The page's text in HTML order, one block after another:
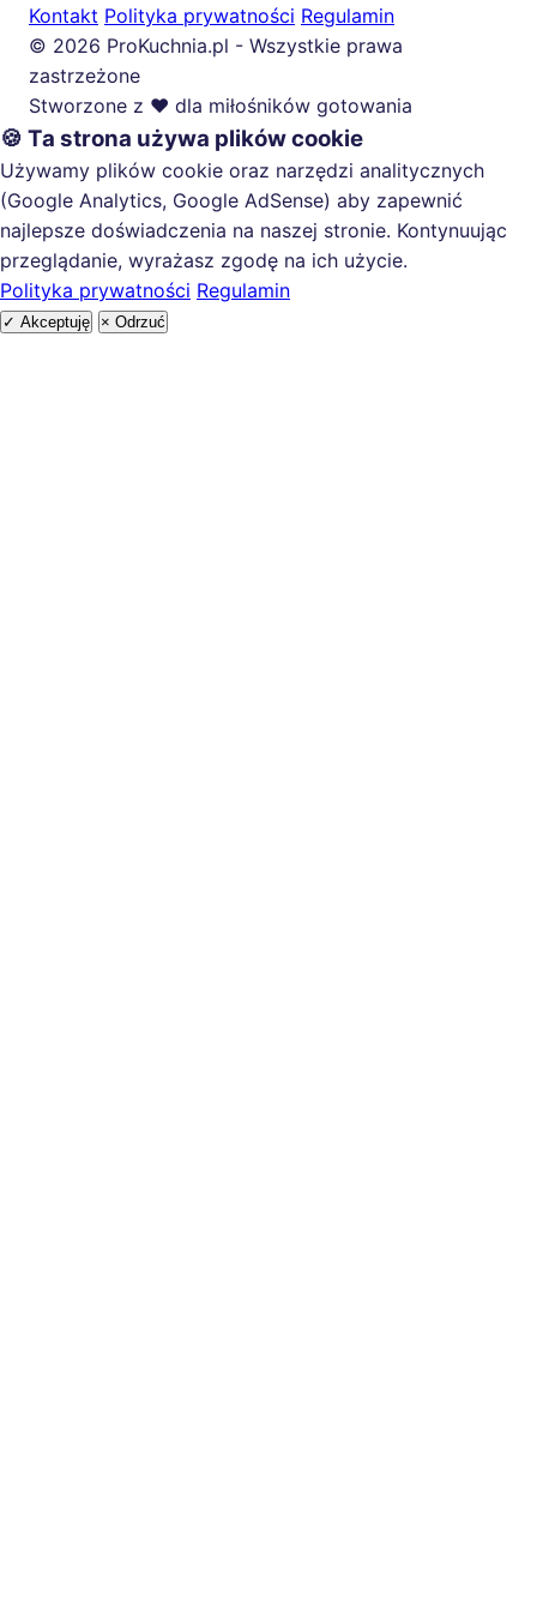
Kontakt Polityka prywatności Regulamin
© 2026 ProKuchnia.pl - Wszystkie prawa
zastrzeżone
Stworzone z ❤️ dla miłośników gotowania
🍪 Ta strona używa plików cookie
Używamy plików cookie oraz narzędzi analitycznych
(Google Analytics, Google AdSense) aby zapewnić
najlepsze doświadczenia na naszej stronie. Kontynuując
przeglądanie, wyrażasz zgodę na ich użycie.
Polityka prywatności Regulamin
✓ Akceptuję × Odrzuć